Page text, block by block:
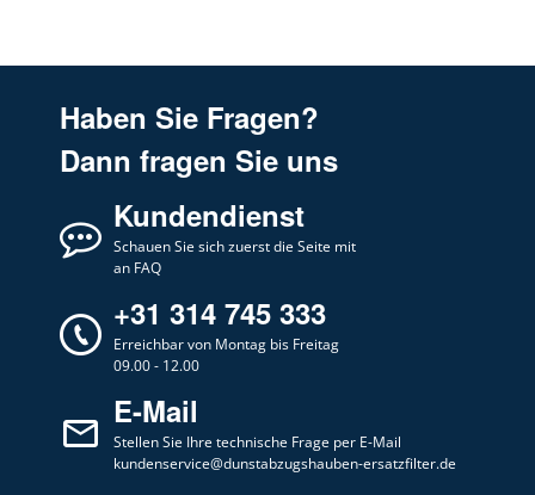
Haben Sie Fragen?
Dann fragen Sie uns
Kundendienst
Schauen Sie sich zuerst die Seite mit
an FAQ
+31 314 745 333
Erreichbar von Montag bis Freitag
09.00 - 12.00
E-Mail
Stellen Sie Ihre technische Frage per E-Mail
kundenservice@dunstabzugshauben-ersatzfilter.de